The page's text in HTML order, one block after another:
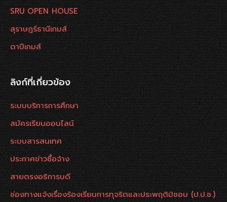
SRU OPEN HOUSE
สุราษฎร์ธานีเกมส์
ตาปีเกมส์
ลิงก์ที่เกี่ยวข้อง
ระบบบริการการศึกษา
สมัครเรียนออนไลน์
ระบบสารสนเทศ
ประกาศข่าวซื้อจ้าง
สายตรงอธิการบดี
ช่องทางแจ้งเรื่องร้องเรียนการทุจริตและประพฤติมิชอบ (ป.ป.ช.)